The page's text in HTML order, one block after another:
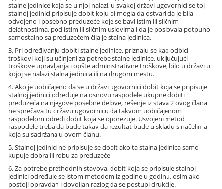
stalne jedinice koja se u njoj nalazi, u svakoj državi ugovornici se toj
stalnoj jedinici pripisuje dobit koju bi mogla da ostvari da je bila
odvojeno i posebno preduzeće koje se bavi istim ili sličnim
delatnostima, pod istim ili sličnim uslovima i da je poslovala potpuno
samostalno sa preduzećem čija je stalna jedinica.
3. Pri određivanju dobiti stalne jedinice, priznaju se kao odbici
troškovi koji su učinjeni za potrebe stalne jedinice, uključujući
troškove upravljanja i opšte administrativne troškove, bilo u državi u
kojoj se nalazi stalna jedinica ili na drugom mestu.
4. Ako je uobičajeno da se u državi ugovornici dobit koja se pripisuje
stalnoj jedinici određuje na osnovu raspodele ukupne dobiti
preduzeća na njegove posebne delove, rešenje iz stava 2 ovog člana
ne sprečava tu državu ugovornicu da takvom uobičajenom
raspodelom odredi dobit koja se oporezuje. Usvojeni metod
raspodele treba da bude takav da rezultat bude u skladu s načelima
koja su sadržana u ovom članu.
5. Stalnoj jedinici ne pripisuje se dobit ako ta stalna jedinica samo
kupuje dobra ili robu za preduzeće.
6. Za potrebe prethodnih stavova, dobit koja se pripisuje stalnoj
jedinici određuje se istom metodom iz godine u godinu, osim ako
postoji opravdan i dovoljan razlog da se postupi drukčije.